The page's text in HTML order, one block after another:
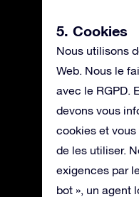
5. Cookies
Nous utilisons
Web. Nous le
avec le RGPD.
devons vous
cookies et vous
de les utiliser.
exigences par
bot », un agent